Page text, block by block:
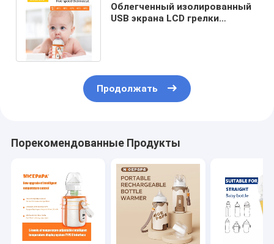
Облегченный изолированный
USB экрана LCD грелки
Продолжать
Порекомендованные Продукты